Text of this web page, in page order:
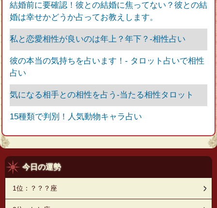
結婚前に要確認！彼との結婚に焦ってない？彼との結
婚は幸せかどうか占ってお教えします。
私と恋愛相性が良いのは年上？年下？‐相性占い
彼の本当の気持ちを占います！‐ タロット占いで相性
占い
気になる相手との相性を占う-当たる相性タロット
15種類で判別！人気動物キャラ占い
今日の運勢
1位：？？？座